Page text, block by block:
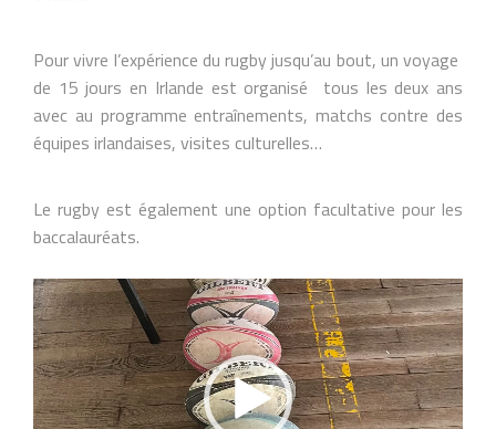
Pour vivre l’expérience du rugby jusqu’au bout, un voyage
de 15 jours en Irlande est organisé tous les deux ans
avec au programme entraînements, matchs contre des
équipes irlandaises, visites culturelles…
Le rugby est également une option facultative pour les
baccalauréats.
Lecteur
vidéo